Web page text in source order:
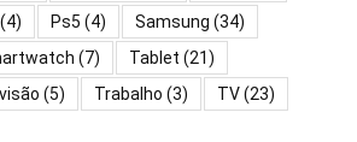
(4) Ps5 (4) Samsung (34)
(7) Tablet (21)
(5) Trabalho (3) TV(23)